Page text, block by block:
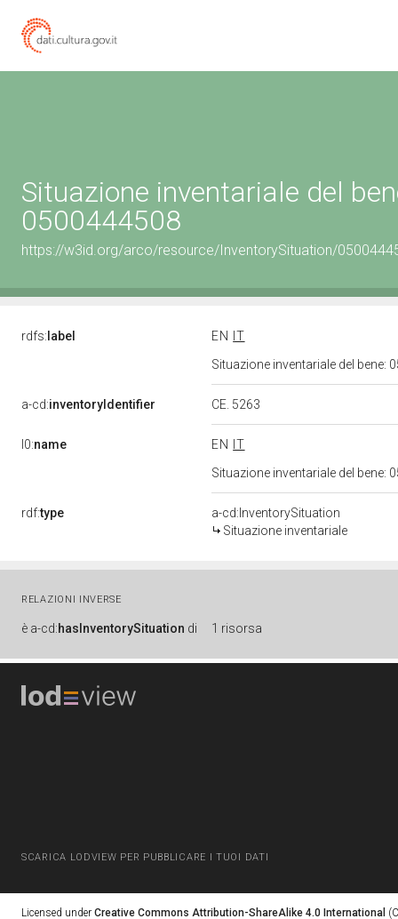
Situazione inventariale del
0500444508
https://w3id.org/arco/resource/InventorySituation/
rdfs: label EN
IT
Situazione inventariale del bene:
a-cd:inventoryIdentifier CE. 5263
l0:name EN
IT
Situazione inventariale del bene:
rdf:type
a-cd:InventorySituation
Situazione inventariale
RELAZIONI INVERSE
è a-cd:hasInventorySituation di 1 risorsa
SCARICA LODVIEW PER PUBBLICARE I TUOI DATI
Licensed under Creative Commons Attribution-ShareAlike 4.0 International